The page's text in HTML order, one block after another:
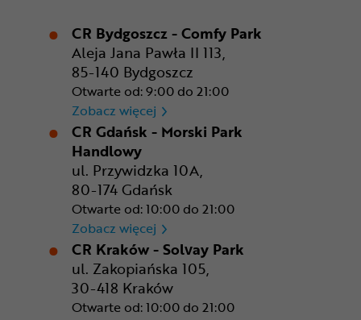
CR Bydgoszcz - Comfy Park
Aleja Jana Pawła II 113,
85-140 Bydgoszcz
Otwarte od: 9:00 do 21:00
Zobacz więcej CR Bydgoszcz - Comfy Park
CR Gdańsk - Morski Park
Handlowy
ul. Przywidzka 10A,
80-174 Gdańsk
Otwarte od: 10:00 do 21:00
Zobacz więcej CR Gdańsk - Morski Park
CR Kraków - Solvay Park
ul. Zakopiańska 105,
30-418 Kraków
Otwarte od: 10:00 do 21:00